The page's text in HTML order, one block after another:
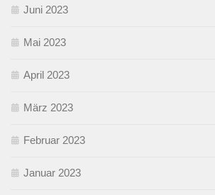
Juni 2023
Mai 2023
April 2023
März 2023
Februar 2023
Januar 2023